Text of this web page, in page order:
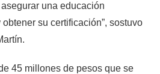
una educación
su certificación”, sostuvo
45 millones de pesos que se